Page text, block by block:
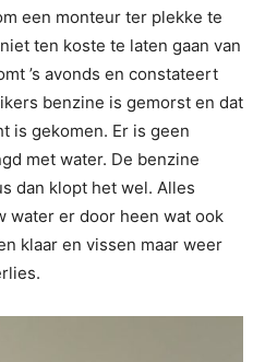
een monteur ter plekke te
ten koste te laten gaan van
’s avonds en constateert
benzine is gemorst en dat
is gekomen. Er is geen
met water. De benzine
dan klopt het wel. Alles
water er door heen wat ook
klaar en vissen maar weer